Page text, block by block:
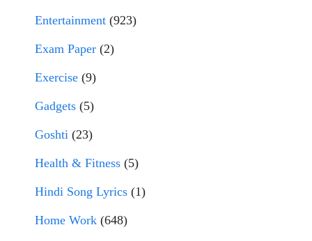
Entertainment (923)
Exam Paper (2)
Exercise (9)
Gadgets (5)
Goshti (23)
Health & Fitness (5)
Hindi Song Lyrics (1)
Home Work (648)